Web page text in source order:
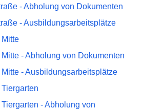
- Abholung von Dokumenten
- Ausbildungsarbeitsplätze
- Abholung von Dokumenten
- Ausbildungsarbeitsplätze
- Abholung von